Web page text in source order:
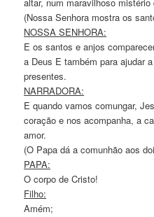
(Nossa Senhora mostra os
NOSSA SENHORA:
E os santos e anjos
a Deus E também para ajudar
presentes.
NARRADORA:
E quando vamos comungar,
coração e nos acompanha, a
amor.
(O Papa dá a comunhão aos
PAPA:
O corpo de Cristo!
Filho:
Amém;